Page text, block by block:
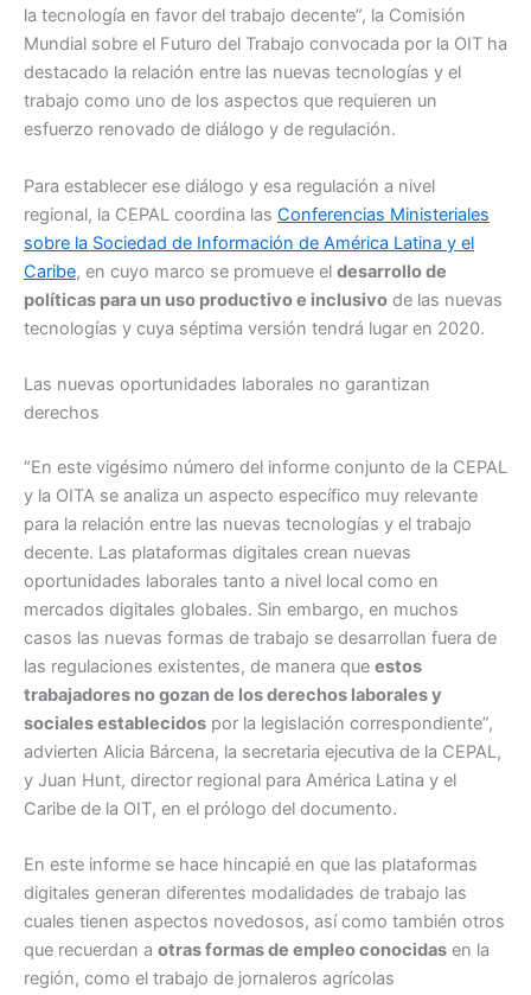
la tecnología en favor del trabajo decente”, la Comisión
Mundial sobre el Futuro del Trabajo convocada por la OIT ha
destacado la relación entre las nuevas tecnologías y el
trabajo como uno de los aspectos que requieren un
esfuerzo renovado de diálogo y de regulación.
Para establecer ese diálogo y esa regulación a nivel
regional, la CEPAL coordina las Conferencias Ministeriales
sobre la Sociedad de Información de América Latina y el
Caribe, en cuyo marco se promueve el desarrollo de
políticas para un uso productivo e inclusivo de las nuevas
tecnologías y cuya séptima versión tendrá lugar en 2020.
Las nuevas oportunidades laborales no garantizan
derechos
“En este vigésimo número del informe conjunto de la CEPAL
y la OITA se analiza un aspecto específico muy relevante
para la relación entre las nuevas tecnologías y el trabajo
decente. Las plataformas digitales crean nuevas
oportunidades laborales tanto a nivel local como en
mercados digitales globales. Sin embargo, en muchos
casos las nuevas formas de trabajo se desarrollan fuera de
las regulaciones existentes, de manera que estos
trabajadores no gozan de los derechos laborales y
sociales establecidos por la legislación correspondiente”,
advierten Alicia Bárcena, la secretaria ejecutiva de la CEPAL,
y Juan Hunt, director regional para América Latina y el
Caribe de la OIT, en el prólogo del documento.
En este informe se hace hincapié en que las plataformas
digitales generan diferentes modalidades de trabajo las
cuales tienen aspectos novedosos, así como también otros
que recuerdan a otras formas de empleo conocidas en la
región, como el trabajo de jornaleros agrícolas